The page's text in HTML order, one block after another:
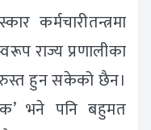
कर्मचारीतन्त्रमा
राज्य प्रणालीका
हुन सकेको छैन।
भने पनि बहुमत